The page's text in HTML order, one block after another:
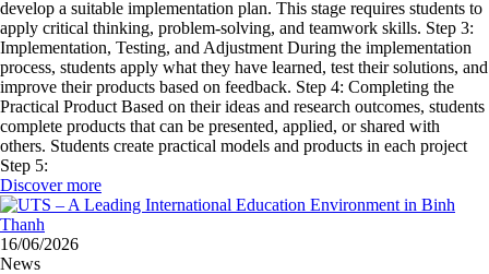
develop a suitable implementation plan. This stage requires students to
apply critical thinking, problem-solving, and teamwork skills. Step 3:
Implementation, Testing, and Adjustment During the implementation
process, students apply what they have learned, test their solutions, and
improve their products based on feedback. Step 4: Completing the
Practical Product Based on their ideas and research outcomes, students
complete products that can be presented, applied, or shared with
others. Students create practical models and products in each project
Step 5:
Discover more
16/06/2026
News